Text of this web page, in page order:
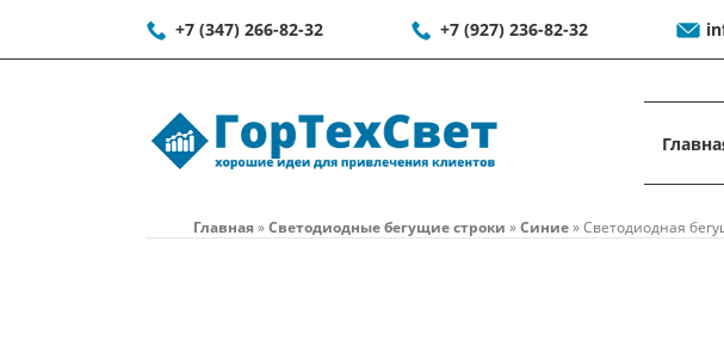
+7 (347) 266-82-32 +7 (927) 236-82-32
Главная»Светодиодные бегущие строки »Синие»Светодиодная